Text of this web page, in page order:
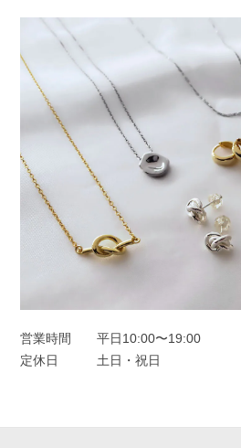
常の中で、たく
このたびは本当
フープピアス シルバ
シルバー
2025/11/22
営業時間
平日10:00〜19:00
定休日
土日・祝日